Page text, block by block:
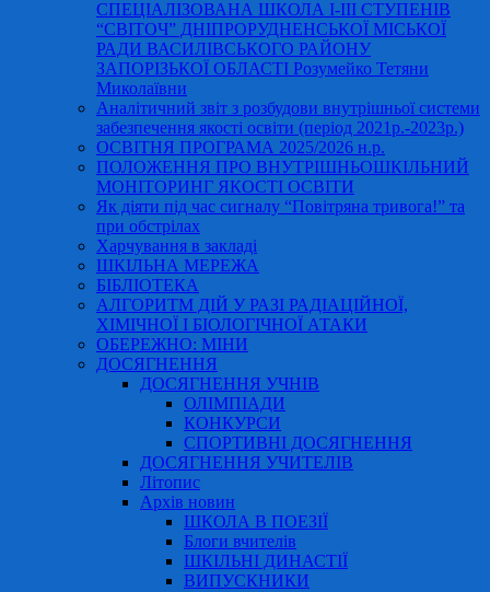
СПЕЦІАЛІЗОВАНА ШКОЛА І-ІІІ СТУПЕНІВ
“СВІТОЧ” ДНІПРОРУДНЕНСЬКОЇ МІСЬКОЇ
РАДИ ВАСИЛІВСЬКОГО РАЙОНУ
ЗАПОРІЗЬКОЇ ОБЛАСТІ Розумейко Тетяни
Миколаївни
Аналітичний звіт з розбудови внутрішньої системи
забезпечення якості освіти (період 2021р.-2023р.)
ОСВІТНЯ ПРОГРАМА 2025/2026 н.р.
ПОЛОЖЕННЯ ПРО ВНУТРІШНЬОШКІЛЬНИЙ
МОНІТОРИНГ ЯКОСТІ ОСВІТИ
Як діяти під час сигналу “Повітряна тривога!” та
при обстрілах
Харчування в закладі
ШКІЛЬНА МЕРЕЖА
БІБЛІОТЕКА
АЛГОРИТМ ДІЙ У РАЗІ РАДІАЦІЙНОЇ,
ХІМІЧНОЇ І БІОЛОГІЧНОЇ АТАКИ
ОБЕРЕЖНО: МІНИ
ДОСЯГНЕННЯ
ДОСЯГНЕННЯ УЧНІВ
ОЛІМПІАДИ
КОНКУРСИ
СПОРТИВНІ ДОСЯГНЕННЯ
ДОСЯГНЕННЯ УЧИТЕЛІВ
Літопис
Архів новин
ШКОЛА В ПОЕЗІЇ
Блоги вчителів
ШКІЛЬНІ ДИНАСТІЇ
ВИПУСКНИКИ